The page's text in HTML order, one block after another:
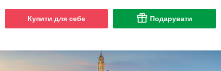
Купити для себе Подарувати